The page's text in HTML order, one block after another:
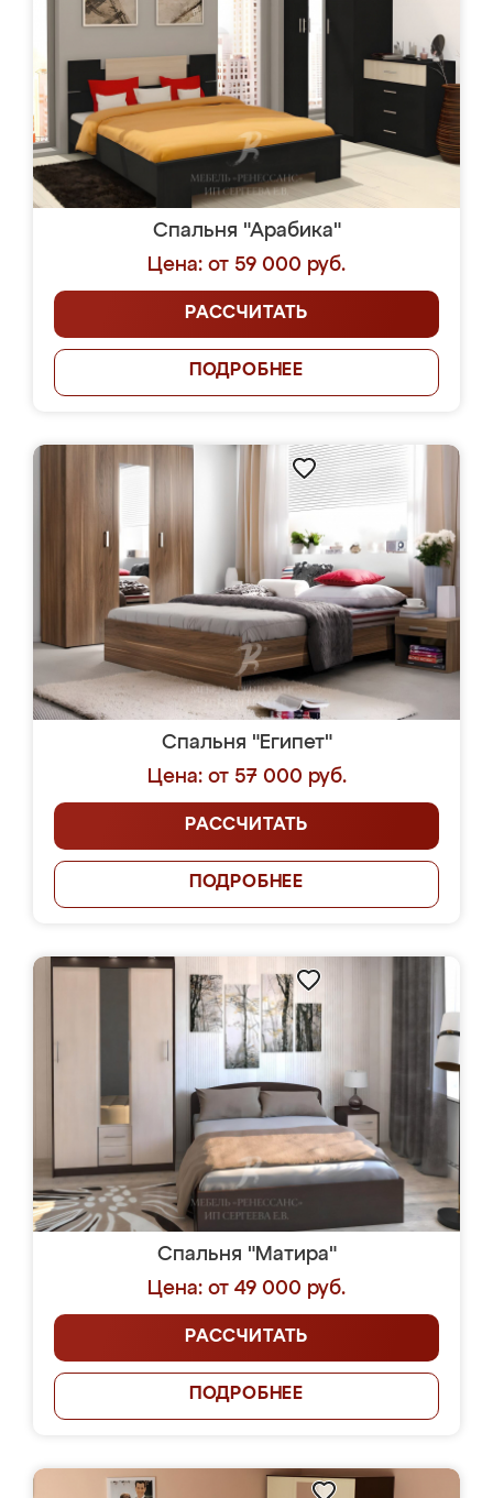
Спальня "Арабика"
Цена: от 59 000 руб.
РАССЧИТАТЬ
ПОДРОБНЕЕ
Спальня "Египет"
Цена: от 57 000 руб.
РАССЧИТАТЬ
ПОДРОБНЕЕ
Спальня "Матира"
Цена: от 49 000 руб.
РАССЧИТАТЬ
ПОДРОБНЕЕ